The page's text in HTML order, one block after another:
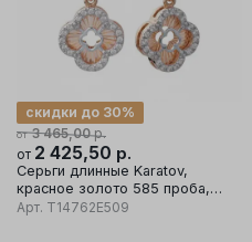
от 3 465,00р.
скидки до 30%
от 2 425,50 р.
Серьги длинные Karatov,
красное золото 585 проба,
вставка фианит
Арт. Т14762Е509